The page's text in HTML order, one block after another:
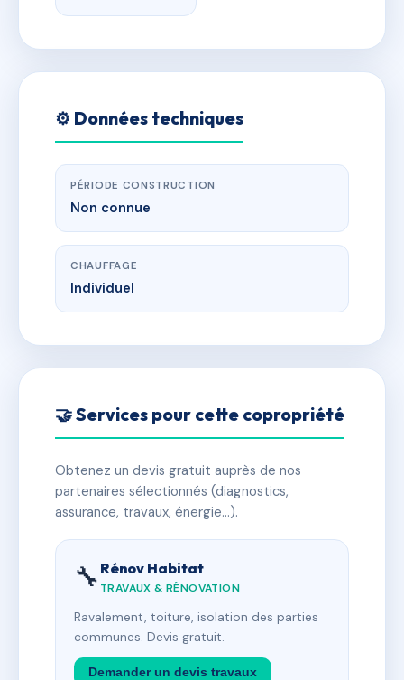
⚙️ Données techniques
PÉRIODE CONSTRUCTION
Non connue
CHAUFFAGE
Individuel
🤝 Services pour cette copropriété
Obtenez un devis gratuit auprès de nos
partenaires sélectionnés (diagnostics,
assurance, travaux, énergie…).
🔧 Rénov Habitat
TRAVAUX & RÉNOVATION
Ravalement, toiture, isolation des parties
communes. Devis gratuit.
Demander un devis travaux